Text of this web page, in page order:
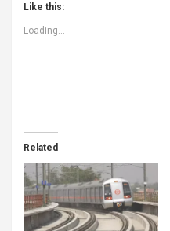
Like this:
Loading...
Related